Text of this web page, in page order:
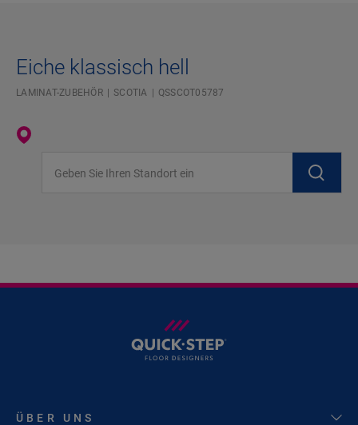
Eiche klassisch hell
LAMINAT-ZUBEHÖR SCOTIA QSSCOT05787
ÜBER UNS